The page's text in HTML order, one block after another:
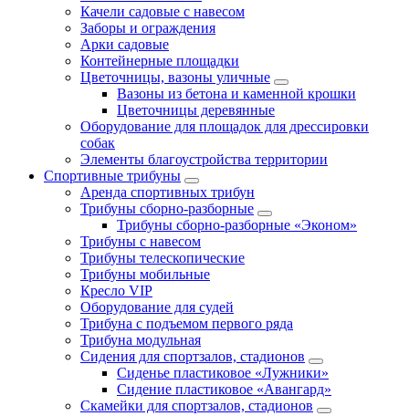
Качели садовые с навесом
Заборы и ограждения
Арки садовые
Контейнерные площадки
Цветочницы, вазоны уличные
Вазоны из бетона и каменной крошки
Цветочницы деревянные
Оборудование для площадок для дрессировки
собак
Элементы благоустройства территории
Спортивные трибуны
Аренда спортивных трибун
Трибуны сборно-разборные
Трибуны сборно-разборные «Эконом»
Трибуны с навесом
Трибуны телескопические
Трибуны мобильные
Кресло VIP
Оборудование для судей
Трибуна с подъемом первого ряда
Трибуна модульная
Сидения для спортзалов, стадионов
Сиденье пластиковое «Лужники»
Сидение пластиковое «Авангард»
Скамейки для спортзалов, стадионов